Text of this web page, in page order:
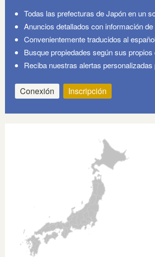
Todas las prefecturas de Japón en un
Anuncios detallados con información
Convenientemente traducidos al
Busque propiedades según sus propios
Reciba nuestras alertas personalizadas
Conexión Inscripción